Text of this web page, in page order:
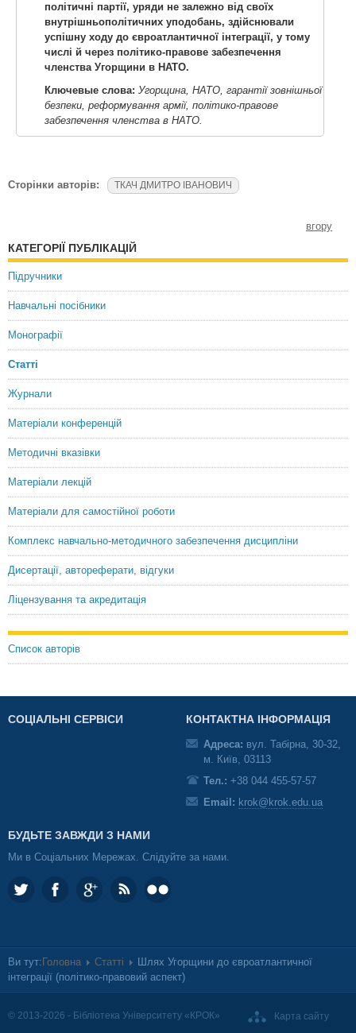
політичні партії, уряди не залежно від своїх
внутрішньополітичних уподобань, здійснювали
успішну ходу до євроатлантичної інтеграції, у тому
числі й через політико-правове забезпечення
членства Угорщини в НАТО.
Ключевые слова: Угорщина, НАТО, гарантії зовнішньої
безпеки, реформування армії, політико-правове
забезпечення членства в НАТО.
Сторінки авторів:
ТКАЧ ДМИТРО ІВАНОВИЧ
вгору
КАТЕГОРІЇ ПУБЛІКАЦІЙ
Підручники
Навчальні посібники
Монографії
Статті
Журнали
Матеріали конференцій
Методичні вказівки
Матеріали лекцій
Матеріали для самостійної роботи
Комплекс навчально-методичного забезпечення дисципліни
Дисертації, автореферати, відгуки
Ліцензування та акредитація
Список авторів
СОЦІАЛЬНІ СЕРВІСИ КОНТАКТНА ІНФОРМАЦІЯ
Адреса: вул. Табірна, 30-32,
м. Київ, 03113
Тел.: +38 044 455-57-57
Email: krok@krok.edu.ua
БУДЬТЕ ЗАВЖДИ З НАМИ
Ми в Соціальних Мережах. Слідуйте за нами.
Ви тут: Головна Статті
Шлях Угорщини до євроатлантичної
інтеграції (політико-правовий аспект)
© 2013-2026 - Бібліотека Університету «КРОК» Карта сайту